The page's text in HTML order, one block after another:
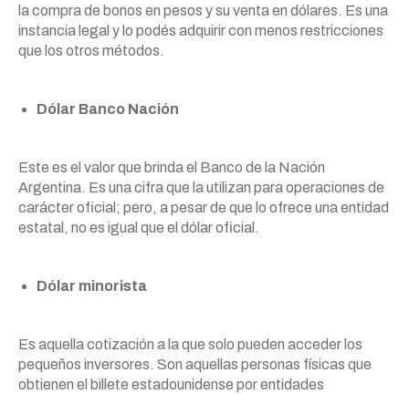
la compra de bonos en pesos y su venta en dólares. Es una
instancia legal y lo podés adquirir con menos restricciones
que los otros métodos.
Dólar Banco Nación
Este es el valor que brinda el Banco de la Nación
Argentina. Es una cifra que la utilizan para operaciones de
carácter oficial; pero, a pesar de que lo ofrece una entidad
estatal, no es igual que el dólar oficial.
Dólar minorista
Es aquella cotización a la que solo pueden acceder los
pequeños inversores. Son aquellas personas físicas que
obtienen el billete estadounidense por entidades